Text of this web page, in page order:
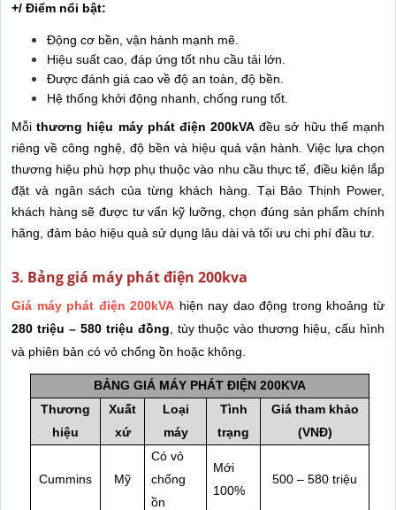
+/ Điểm nổi bật:
Động cơ bền, vận hành mạnh mẽ.
Hiệu suất cao, đáp ứng tốt nhu cầu tải lớn.
Được đánh giá cao về độ an toàn, độ bền.
Hệ thống khởi động nhanh, chống rung tốt.
Mỗithương hiệu máy phát điện 200kVA đều sở hữu thế mạnh
riêng về công nghệ, độ bền và hiệu quả vận hành. Việc lựa chọn
thương hiệu phù hợp phụ thuộc vào nhu cầu thực tế, điều kiện lắp
đặt và ngân sách của từng khách hàng. Tại Bảo Thịnh Power,
khách hàng sẽ được tư vấn kỹ lưỡng, chọn đúng sản phẩm chính
hãng, đảm bảo hiệu quả sử dụng lâu dài và tối ưu chi phí đầu tư.
3. Bảng giá máy phát điện 200kva
Giá máy phát điện 200kVA hiện nay dao động trong khoảng từ
280 triệu – 580 triệu đồng , tùy thuộc vào thương hiệu, cấu hình
và phiên bản có vỏ chống ồn hoặc không.
BẢNG GIÁ MÁY PHÁT ĐIỆN 200KVA
Thương
hiệu
Xuất
xứ
Loại
máy
Tình
trạng
Giá tham khảo
(VNĐ)
Cummins Mỹ
Có vỏ
chống
ồn
Mới
100%
500 – 580 triệu